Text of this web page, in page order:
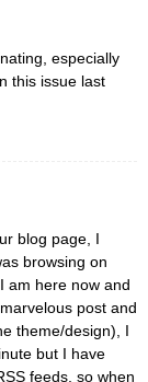
especially
this issue last
blog page, I
browsing on
am here now and
post and
theme/design), I
but I have
feeds, so when